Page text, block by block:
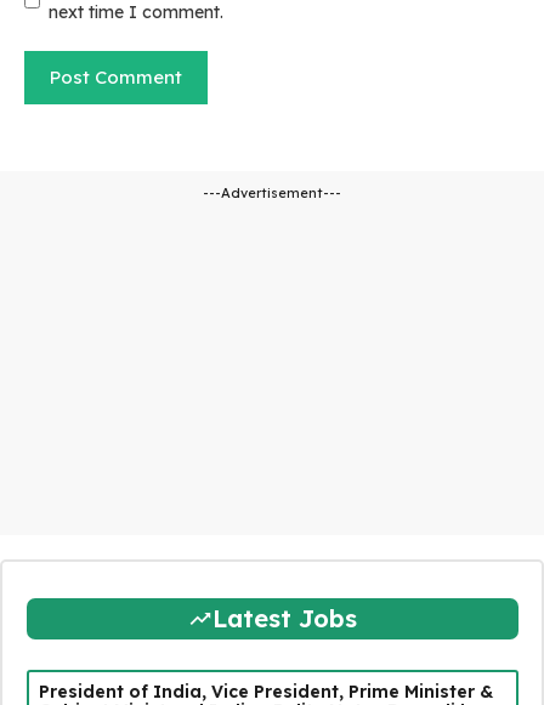
next time I comment.
---Advertisement---
Latest Jobs
President of India, Vice President, Prime Minister &